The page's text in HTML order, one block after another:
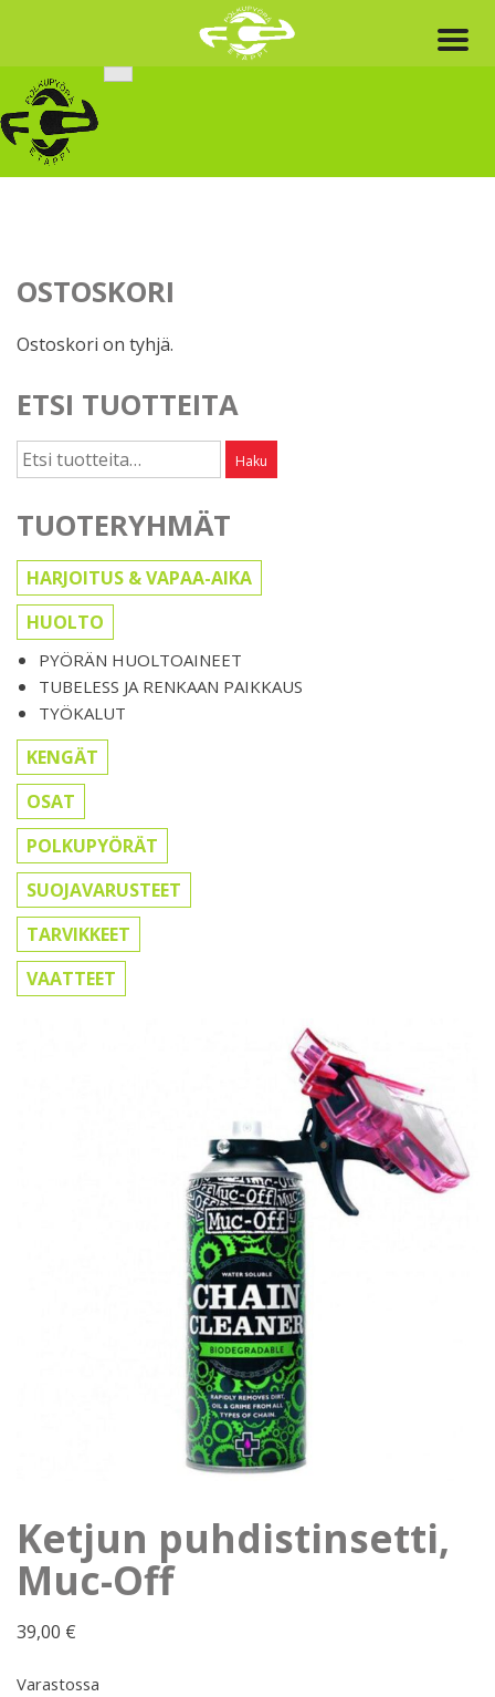
content
OSTOSKORI
Ostoskori on tyhjä.
ETSI TUOTTEITA
Etsi: Haku
TUOTERYHMÄT
HARJOITUS & VAPAA-AIKA
HUOLTO
PYÖRÄN HUOLTOAINEET
TUBELESS JA RENKAAN PAIKKAUS
TYÖKALUT
KENGÄT
OSAT
POLKUPYÖRÄT
SUOJAVARUSTEET
TARVIKKEET
VAATTEET
Ketjun puhdistinsetti,
Muc-Off
39,00 €
Varastossa